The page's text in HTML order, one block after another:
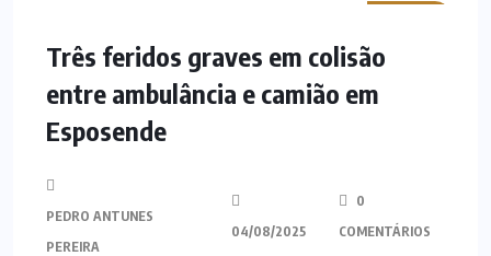
Três feridos graves em colisão
entre ambulância e camião em
Esposende
PEDRO ANTUNES
PEREIRA
04/08/2025
0
COMENTÁRIOS